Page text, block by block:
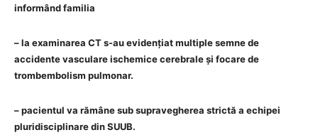
informând familia
– la examinarea CT s-au evidențiat multiple semne de
accidente vasculare ischemice cerebrale și focare de
trombembolism pulmonar.
–pacientul va rămâne sub supravegherea strictă a echipei
pluridisciplinare din SUUB.